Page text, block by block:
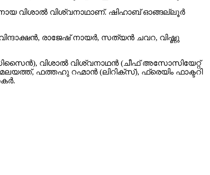
വിശാൽ വിശ്വനാഥാണ്. ഷിഹാബ് ഓങ്ങല്ലൂർ
രാജേഷ് നായർ, സത്യൻ ചവറ, വിഷ്ണു
വിശാൽ വിശ്വനാഥൻ (ചീഫ് അസോസിയേറ്റ്
ഫത്തഹു റഹ്മാൻ (ലിറിക്സ്), ഫ്രെയിം ഫാക്ടറി